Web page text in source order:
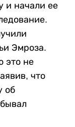
и начали ее
Эмроза.
это не
что
об